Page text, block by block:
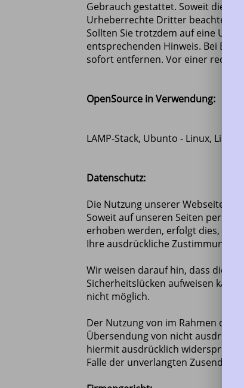
Gebrauch gestattet. Soweit die
Urheberrechte Dritter beachtet.
Sollten Sie trotzdem auf eine
entsprechenden Hinweis. Bei
sofort entfernen. Vor einer
OpenSource in Verwendung:
LAMP-Stack, Ubunto - Linux,
Datenschutz:
Die Nutzung unserer Webseite ist
Soweit auf unseren Seiten
erhoben werden, erfolgt dies,
Ihre ausdrückliche Zustimmung
Wir weisen darauf hin, dass die
Sicherheitslücken aufweisen
nicht möglich.
Der Nutzung von im Rahmen der
Übersendung von nicht
hiermit ausdrücklich
Falle der unverlangten